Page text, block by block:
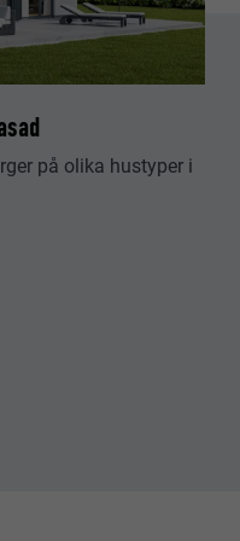
på olika hustyper i